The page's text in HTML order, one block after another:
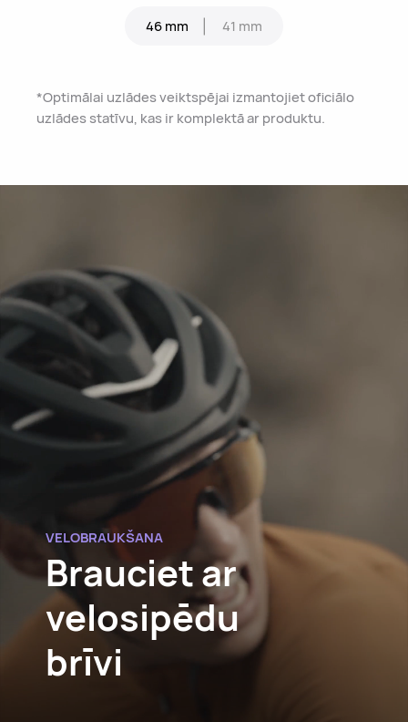
46 mm 41 mm
*Optimālai uzlādes veiktspējai izmantojiet oficiālo
uzlādes statīvu, kas ir komplektā ar produktu.
VELOBRAUKŠANA
Brauciet ar
velosipēdu
brīvi